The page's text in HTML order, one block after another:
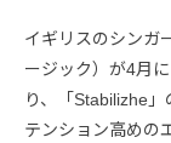
イギリスのシンガ
ージック）が4月
り、「Stabilizhe」
テンション高めの